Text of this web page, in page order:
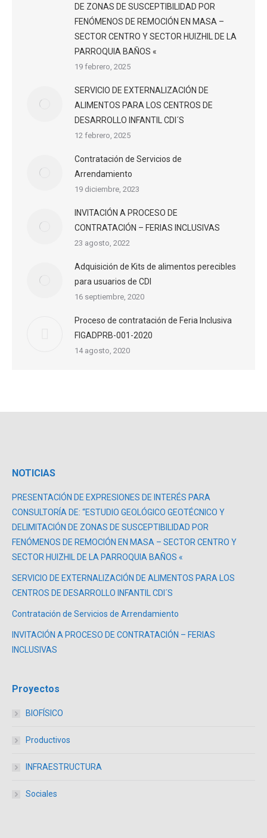
DE ZONAS DE SUSCEPTIBILIDAD POR
FENÓMENOS DE REMOCIÓN EN MASA –
SECTOR CENTRO Y SECTOR HUIZHIL DE LA
PARROQUIA BAÑOS «
19 febrero, 2025
SERVICIO DE EXTERNALIZACIÓN DE
ALIMENTOS PARA LOS CENTROS DE
DESARROLLO INFANTIL CDI´S
12 febrero, 2025
Contratación de Servicios de
Arrendamiento
19 diciembre, 2023
INVITACIÓN A PROCESO DE
CONTRATACIÓN – FERIAS INCLUSIVAS
23 agosto, 2022
Adquisición de Kits de alimentos perecibles
para usuarios de CDI
16 septiembre, 2020
Proceso de contratación de Feria Inclusiva
FIGADPRB-001-2020
14 agosto, 2020
NOTICIAS
PRESENTACIÓN DE EXPRESIONES DE INTERÉS PARA
CONSULTORÍA DE: “ESTUDIO GEOLÓGICO GEOTÉCNICO Y
DELIMITACIÓN DE ZONAS DE SUSCEPTIBILIDAD POR
FENÓMENOS DE REMOCIÓN EN MASA – SECTOR CENTRO Y
SECTOR HUIZHIL DE LA PARROQUIA BAÑOS «
SERVICIO DE EXTERNALIZACIÓN DE ALIMENTOS PARA LOS
CENTROS DE DESARROLLO INFANTIL CDI´S
Contratación de Servicios de Arrendamiento
INVITACIÓN A PROCESO DE CONTRATACIÓN – FERIAS
INCLUSIVAS
Proyectos
BIOFÍSICO
Productivos
INFRAESTRUCTURA
Sociales